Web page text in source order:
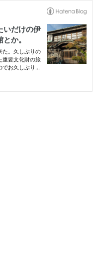
いだけの伊
か。
た。久しぶりの
重要文化財の旅
お久しぶりの
伊勢市駅が主…